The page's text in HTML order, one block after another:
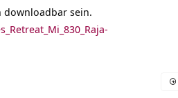
downloadbar sein.